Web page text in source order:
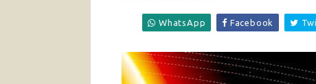
WhatsApp Facebook